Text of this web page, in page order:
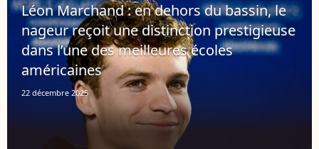
Léon Marchand : en dehors du bassin, le
nageur reçoit une distinction prestigieuse
dans l’une des meilleures écoles
américaines
22 décembre 2025